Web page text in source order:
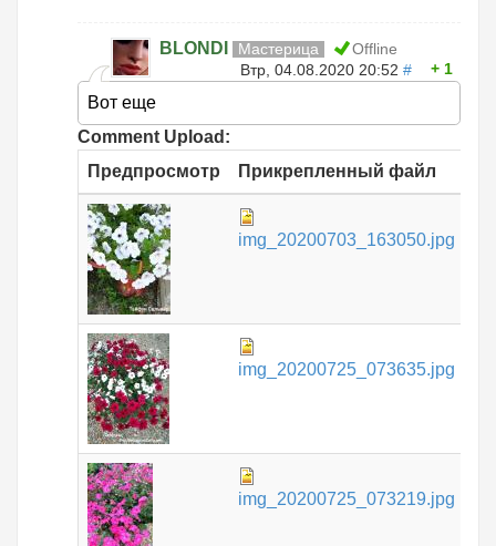
BLONDI Мастерица
Offline
Втр, 04.08.2020 20:52 # 1
Вот еще
Comment Upload:
Предпросмотр
Прикрепленный файл
img_20200703_163050.jpg
img_20200725_073635.jpg
img_20200725_073219.jpg